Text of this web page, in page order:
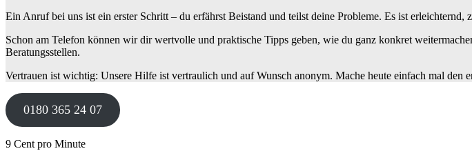
Ein Anruf bei uns ist ein erster Schritt – du erfährst Beistand und teilst deine Probleme. Es ist erleichternd,
Schon am Telefon können wir dir wertvolle und praktische Tipps geben, wie du ganz konkret
Beratungsstellen.
Vertrauen ist wichtig: Unsere Hilfe ist vertraulich und auf Wunsch anonym. Mache heute einfach mal den
0180 365 24 07
9 Cent pro Minute